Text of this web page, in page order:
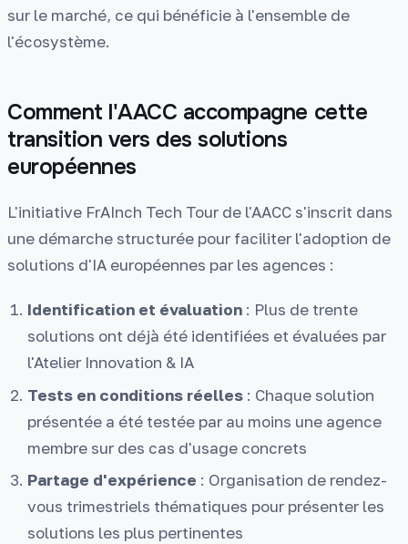
sur le marché, ce qui bénéficie à l'ensemble de
l'écosystème.
Comment l'AACC accompagne cette
transition vers des solutions
européennes
L'initiative FrAInch Tech Tour de l'AACC s'inscrit dans
une démarche structurée pour faciliter l'adoption de
solutions d'IA européennes par les agences :
Identification et évaluation : Plus de trente
solutions ont déjà été identifiées et évaluées par
l'Atelier Innovation & IA
Tests en conditions réelles : Chaque solution
présentée a été testée par au moins une agence
membre sur des cas d'usage concrets
Partage d'expérience : Organisation de rendez-
vous trimestriels thématiques pour présenter les
solutions les plus pertinentes